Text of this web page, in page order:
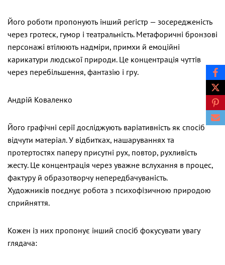
Його роботи пропонують інший регістр — зосередженість
через гротеск, гумор і театральність. Метафоричні бронзові
персонажі втілюють надміри, примхи й емоційні
карикатури людської природи. Це концентрація чуттів
через перебільшення, фантазію і гру.
Андрій Коваленко
Його графічні серії досліджують варіативність як спосіб
відчути матеріал. У відбитках, нашаруваннях та
протертостях паперу присутні рух, повтор, рухливість
жесту. Це концентрація через уважне вслухання в процес,
фактуру й образотворчу непередбачуваність.
Художників поєднує робота з психофізичною природою
сприйняття.
Кожен із них пропонує інший спосіб фокусувати увагу
глядача: